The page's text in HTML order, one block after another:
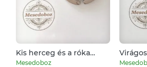
Kis herceg és a róka
mintás táskaakasztó
Mesedoboz